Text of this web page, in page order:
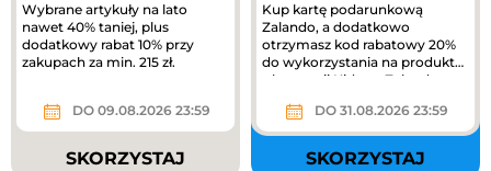
Wybrane artykuły na lato
nawet 40% taniej, plus
dodatkowy rabat 10% przy
zakupach za min. 215 zł.
DO 09.08.2026 23:59
SKORZYSTAJ
Kup kartę podarunkową
Zalando, a dodatkowo
otrzymasz kod rabatowy 20%
do wykorzystania na produkty
z kategorii Kids na Zalando.
DO 31.08.2026 23:59
SKORZYSTAJ